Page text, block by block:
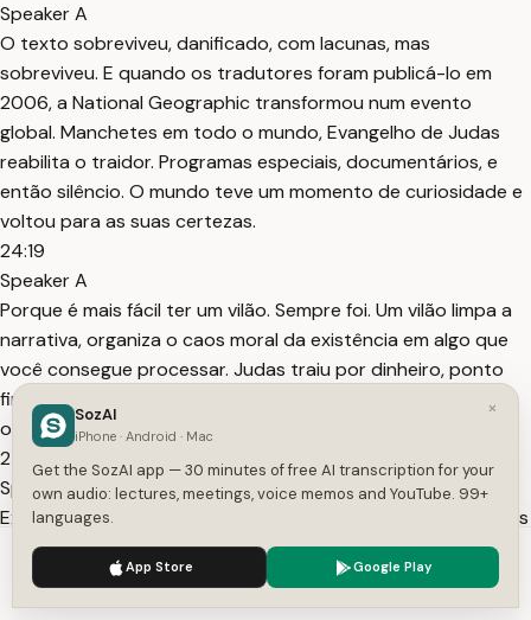
Speaker A
O texto sobreviveu, danificado, com lacunas, mas
sobreviveu. E quando os tradutores foram publicá-lo em
2006, a National Geographic transformou num evento
global. Manchetes em todo o mundo, Evangelho de Judas
reabilita o traidor. Programas especiais, documentários, e
então silêncio. O mundo teve um momento de curiosidade e
voltou para as suas certezas.
24:19
Speaker A
Porque é mais fácil ter um vilão. Sempre foi. Um vilão limpa a
narrativa, organiza o caos moral da existência em algo que
você consegue processar. Judas traiu por dinheiro, ponto
final, próximo capítulo. Aceitar que talvez ele possa ter sido
o mais leal de todos exige que você reveja coisas demais.
25:15
Speaker A
Exige que você considere que os heróis e vilões das histórias
que te contaram desde criança podem estar nos lugares
errados. E isso, para a maioria das pessoas, é incômodo
demais para um domingo de manhã. Judas foi o único que
We use cookies to enhance your experience.
×
SozAI
iPhone · Android · Mac
Get the SozAI app — 30 minutes of free AI transcription for your
own audio: lectures, meetings, voice memos and YouTube. 99+
languages.
App Store Google Play